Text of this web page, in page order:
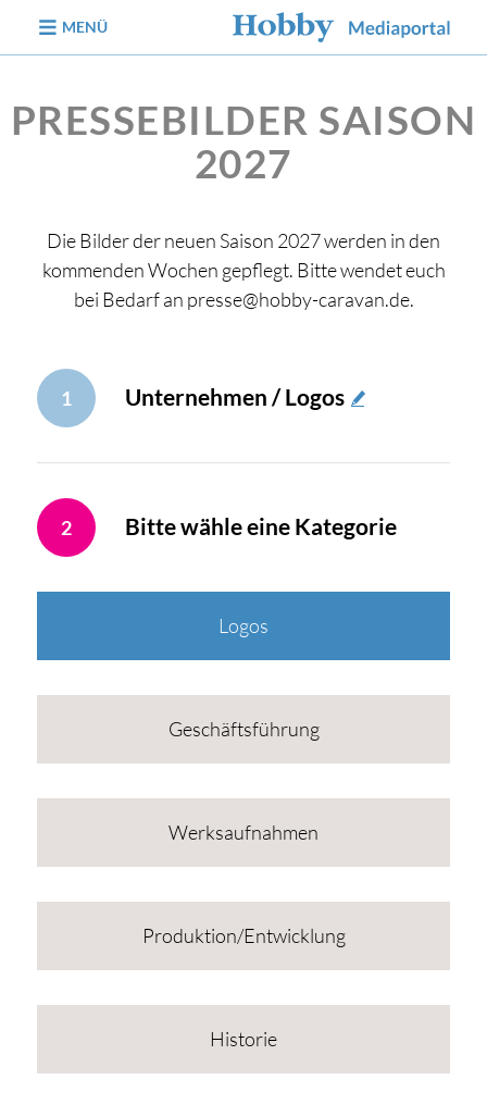
MENÜ
PRESSEBILDER SAISON
2027
Die Bilder der neuen Saison 2027 werden in den
kommenden Wochen gepflegt. Bitte wendet euch
bei Bedarf an presse@hobby-caravan.de.
1 Unternehmen / Logos
2 Bitte wähle eine Kategorie
Logos
Geschäftsführung
Werksaufnahmen
Produktion/Entwicklung
Historie